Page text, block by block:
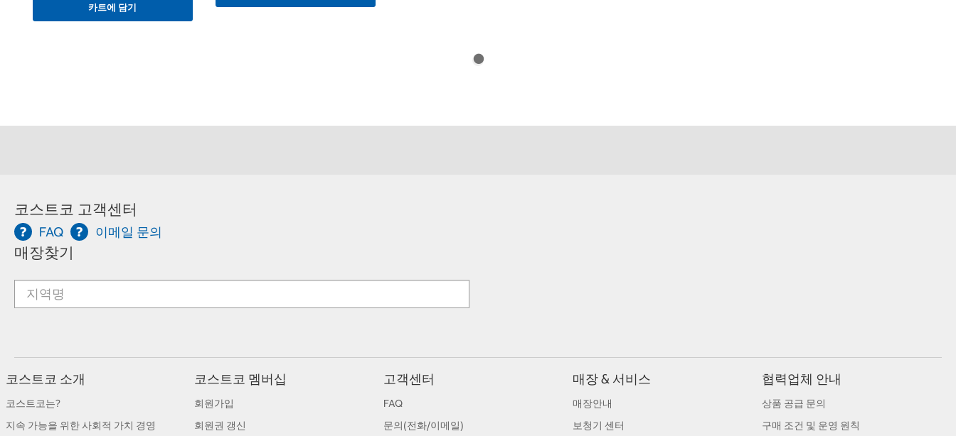
카트에 담기
코스트코 고객센터
FAQ 이메일 문의
매장찾기
코스트코 소개
코스트코는?
지속 가능을 위한 사회적 가치 경영
코스트코 멤버십
회원가입
회원권 갱신
고객센터
FAQ
문의(전화/이메일)
매장 & 서비스
매장안내
보청기 센터
협력업체 안내
상품 공급 문의
구매 조건 및 운영 원칙